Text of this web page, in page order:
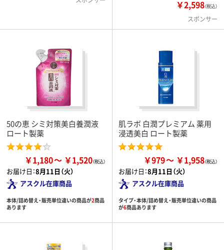
￥2,598（税込）
スポンサー
50の恵 シミ対策美白養潤液
ロート製薬
￥1,180 ￥1,520
お届け日：8月11日（火）
アスクル在庫商品
本体/詰め替え・販売単位違いの商品が2商品
あります
肌ラボ 白潤プレミアム 薬用
浸透美白 ロート製薬
￥979 ￥1,958
お届け日：8月11日（火）
アスクル在庫商品
タイプ・本体/詰め替え・販売単位違いの商品
が6商品あります